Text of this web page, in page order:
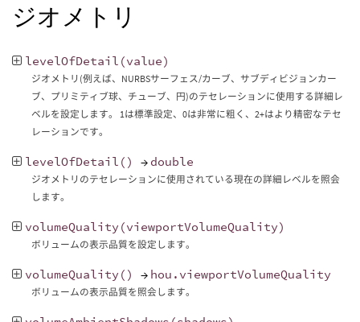
ジオメトリ
levelOfDetail (value)
ジオメトリ(例えば、NURBSサーフェス/カーブ、サブディビジョンカー
ブ、プリミティブ球、チューブ、円)のテセレーションに使用する詳細レ
ベルを設定します。 1は標準設定、0は非常に粗く、2+はより精密なテセ
レーションです。
levelOfDetail () → double
ジオメトリのテセレーションに使用されている現在の詳細レベルを照会
します。
volumeQuality (viewportVolumeQuality)
ボリュームの表示品質を設定します。
volumeQuality () → hou . viewportVolumeQuality
ボリュームの表示品質を照会します。